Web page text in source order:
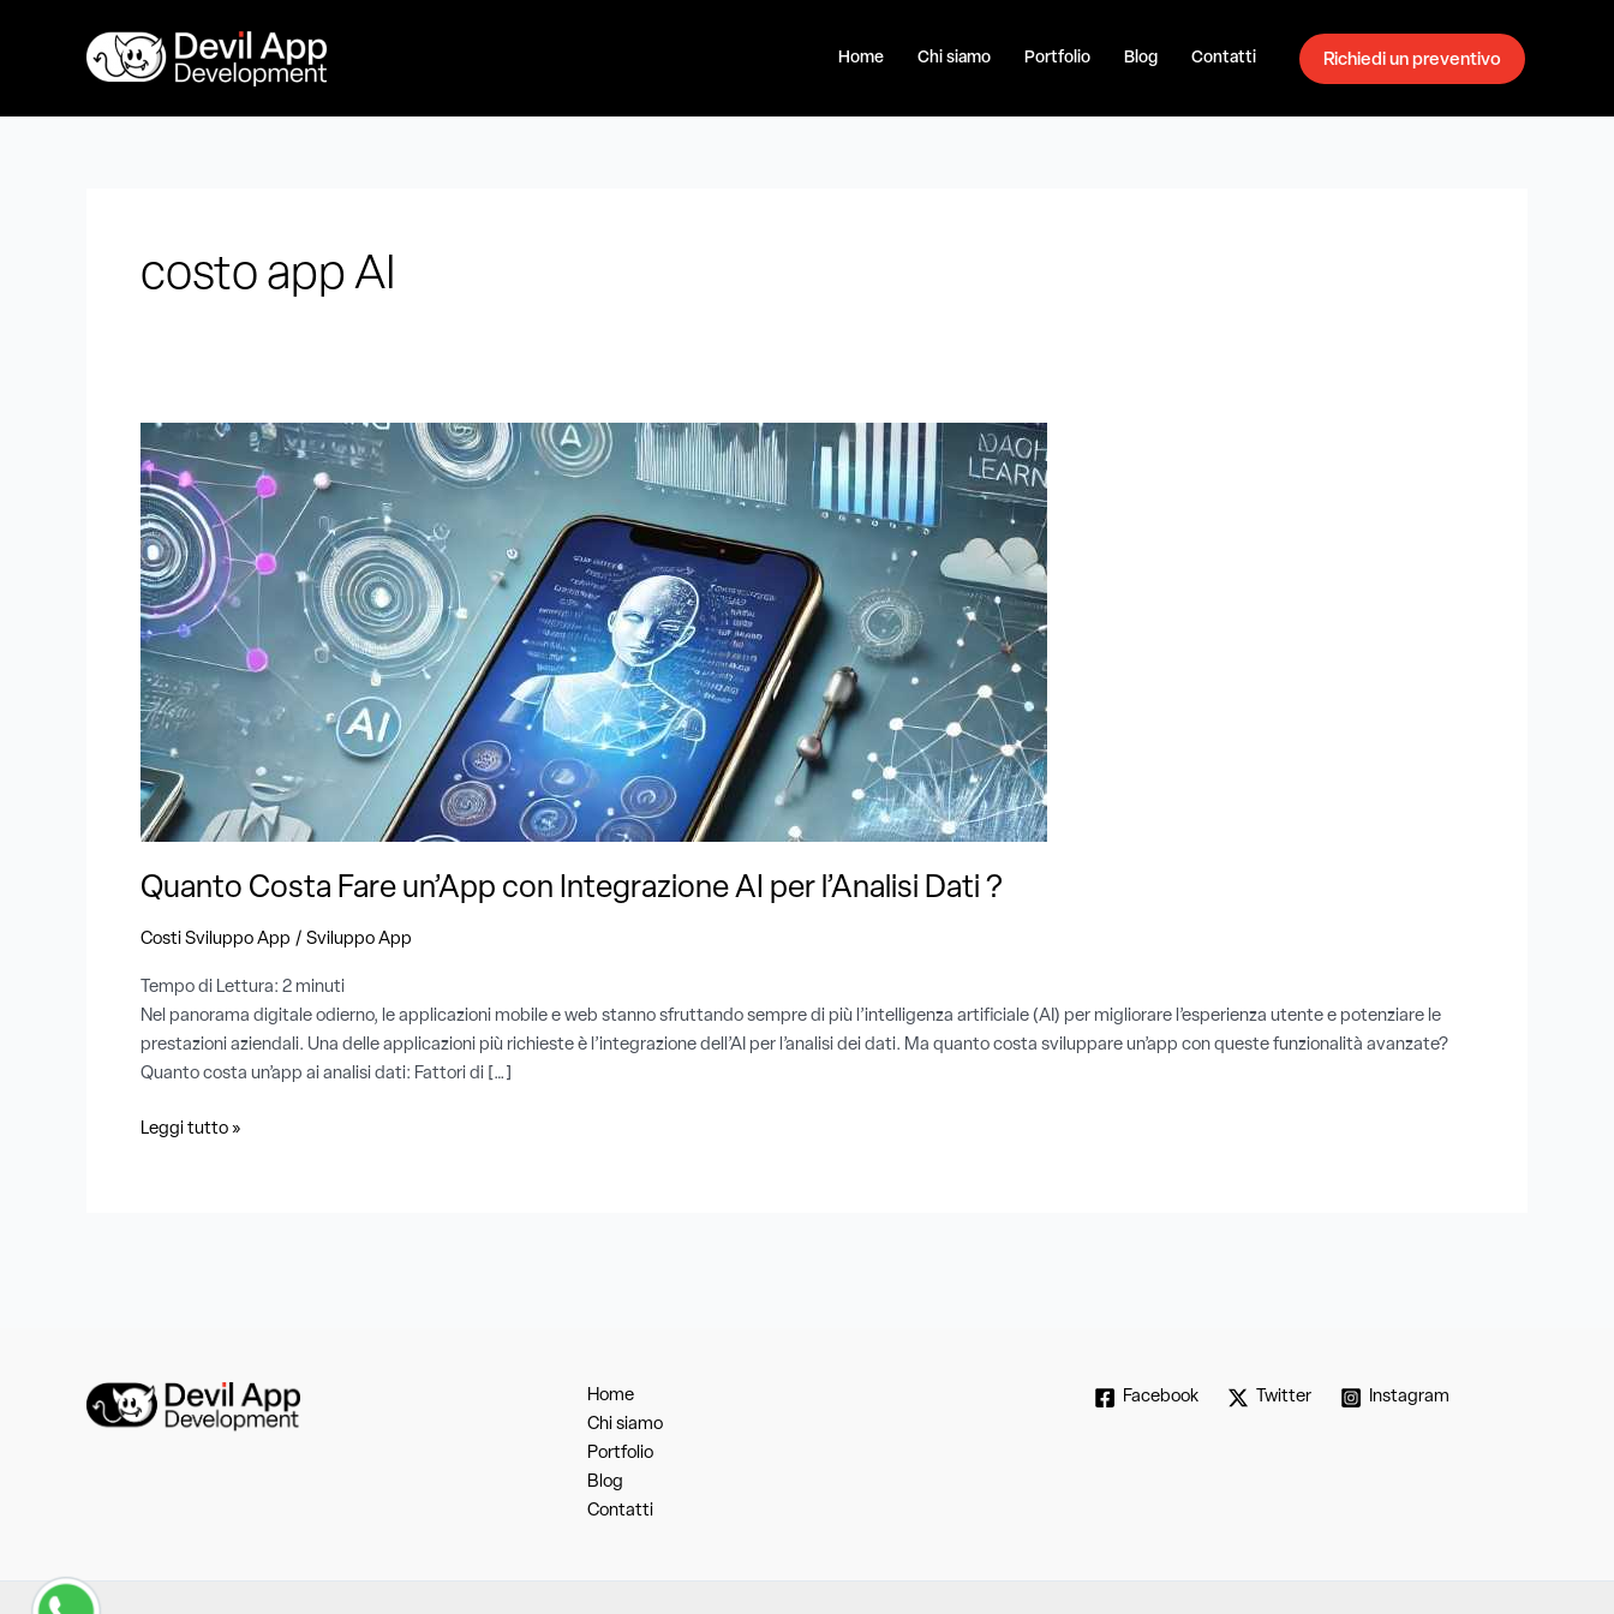
Home Chi siamo Portfolio Blog Contatti Richiedi un preventivo
costo app AI
Quanto Costa Fare un’App con Integrazione AI per l’Analisi Dati ?
Costi Sviluppo App / Sviluppo App
Tempo di Lettura: 2 minuti
Nel panorama digitale odierno, le applicazioni mobile e web stanno sfruttando sempre di più l’intelligenza artificiale (AI) per migliorare l’esperienza utente e potenziare le
prestazioni aziendali. Una delle applicazioni più richieste è l’integrazione dell’AI per l’analisi dei dati. Ma quanto costa sviluppare un’app con queste funzionalità avanzate?
Quanto costa un’app ai analisi dati: Fattori di […]
Quanto
Costa
Fare
un’App
con
Integrazione
AI
per
l’Analisi
Dati
?
Leggi tutto »
Home
Chi siamo
Portfolio
Blog
Contatti
Facebook Twitter Instagram